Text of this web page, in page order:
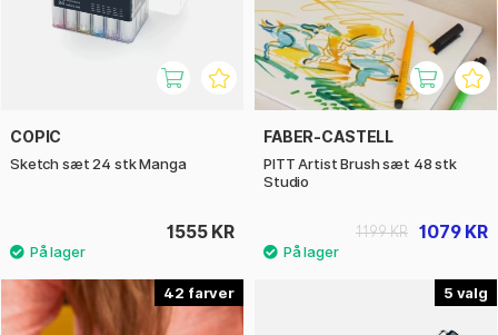
COPIC
Sketch sæt 24 stk Manga
1555 KR
FABER-CASTELL
PITT Artist Brush sæt 48 stk
Studio
1079 KR
1199 KR
42 5